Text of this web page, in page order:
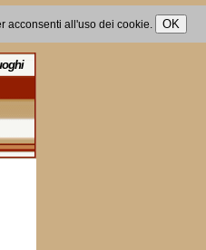
acconsenti all'uso dei cookie.